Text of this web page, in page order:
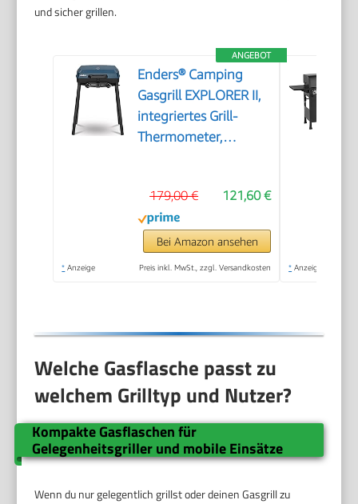
und sicher grillen.
ANGEBOT
Enders® Camping
Gasgrill EXPLORER II,
integriertes Grill-
Thermometer,
Brenner Edelstahl,
kleiner Balkon-
Picknick-Grill - Stahl-
Grillwanne, #2104
121,60 €
179,00 €
Bei Amazon ansehen
* Anzeige Preis inkl. MwSt., zzgl. Versandkosten * Anzeige
Welche Gasflasche passt zu
welchem Grilltyp und Nutzer?
Kompakte Gasflaschen für
Gelegenheitsgriller und mobile Einsätze
Wenn du nur gelegentlich grillst oder deinen Gasgrill zu